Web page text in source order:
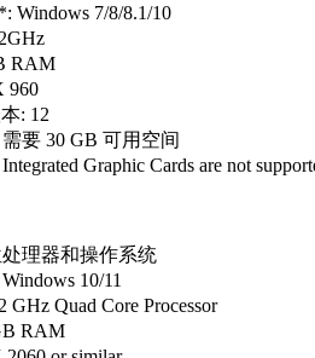
Windows 7/8/8.1/10
RAM
960
: 12
要 30 GB 可用空间
Graphic Cards are not
处理器和操作系统
10/11
GHz Quad Core Processor
RAM